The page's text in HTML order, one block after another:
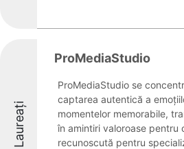
Laureați
ProMediaStudio
ProMediaStudio se
captarea autentică a
momentelor memorabile,
în amintiri valoroase pentru
recunoscută pentru